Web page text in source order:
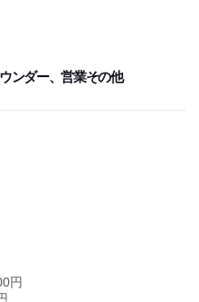
ンダー、営業その他
円